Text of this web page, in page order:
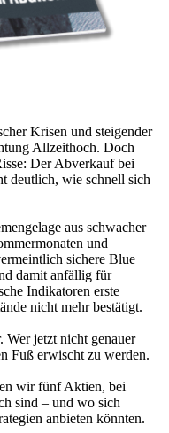
Krisen und steigender
Allzeithoch. Doch
Der Abverkauf bei
deutlich, wie schnell sich
aus schwacher
und
sichere Blue
damit anfällig für
Indikatoren erste
nicht mehr bestätigt.
Wer jetzt nicht genauer
Fuß erwischt zu werden.
wir fünf Aktien, bei
sind – und wo sich
anbieten könnten.